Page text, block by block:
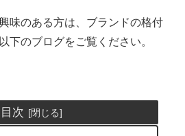
味のある方は、ブランドの格付
下のブログをご覧ください。
目次